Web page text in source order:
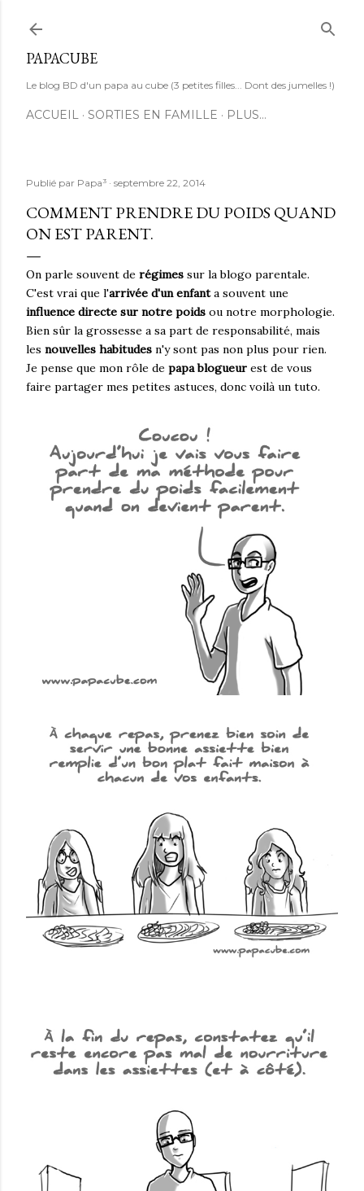
PAPACUBE
Le blog BD d'un papa au cube (3 petites filles... Dont des jumelles !)
ACCUEIL SORTIES EN FAMILLE PLUS…
Publié par Papa³ septembre 22, 2014
COMMENT PRENDRE DU POIDS QUAND
ON EST PARENT.
On parle souvent de régimes sur la blogo parentale.
C'est vrai que l'arrivée d'un enfanta souvent une
influence directe sur notre poids ou notre morphologie.
Bien sûr la grossesse a sa part de responsabilité, mais
les nouvelles habitudes n'y sont pas non plus pour rien.
Je pense que mon rôle de papa blogueur est de vous
faire partager mes petites astuces, donc voilà un tuto.